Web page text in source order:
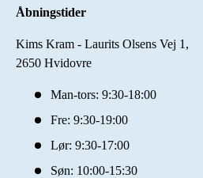
Åbningstider
Kims Kram - Laurits Olsens Vej 1,
2650 Hvidovre
Man-tors: 9:30-18:00
Fre: 9:30-19:00
Lør: 9:30-17:00
Søn: 10:00-15:30